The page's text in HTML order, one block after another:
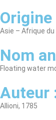
Asie – Afrique du
Nom
Floating water
Auteur
Allioni, 1785